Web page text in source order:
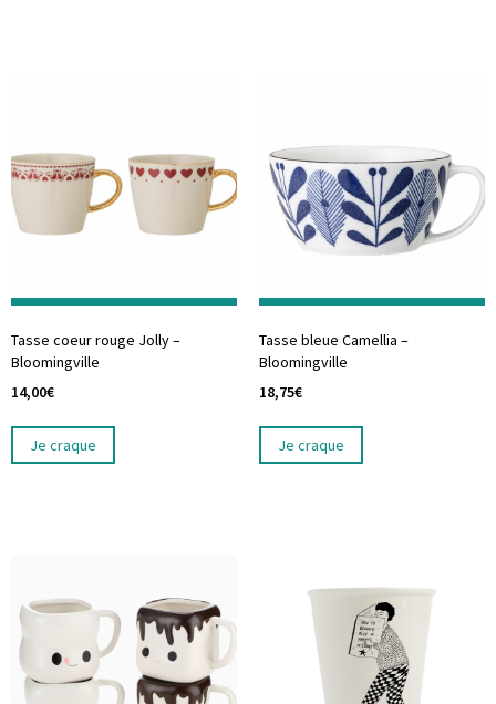
Tasse coeur rouge Jolly –
Bloomingville
14,00€
Je craque
Tasse bleue Camellia –
Bloomingville
18,75€
Je craque